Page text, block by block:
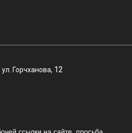
Горчханова, 12